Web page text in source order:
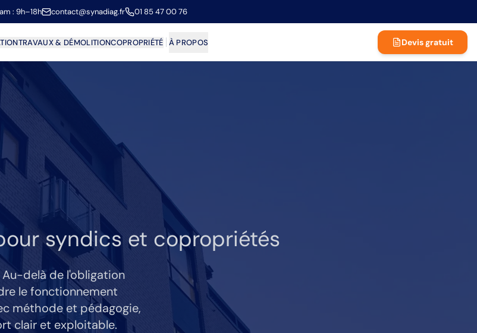
: 9h–18h contact@synadiag.fr 01 85 47 00 76
TRAVAUX & DÉMOLITIONCOPROPRIÉTÉ À PROPOS Devis gratuit
syndics et copropriétés
delà de l'obligation
le fonctionnement
méthode et pédagogie,
clair et exploitable.